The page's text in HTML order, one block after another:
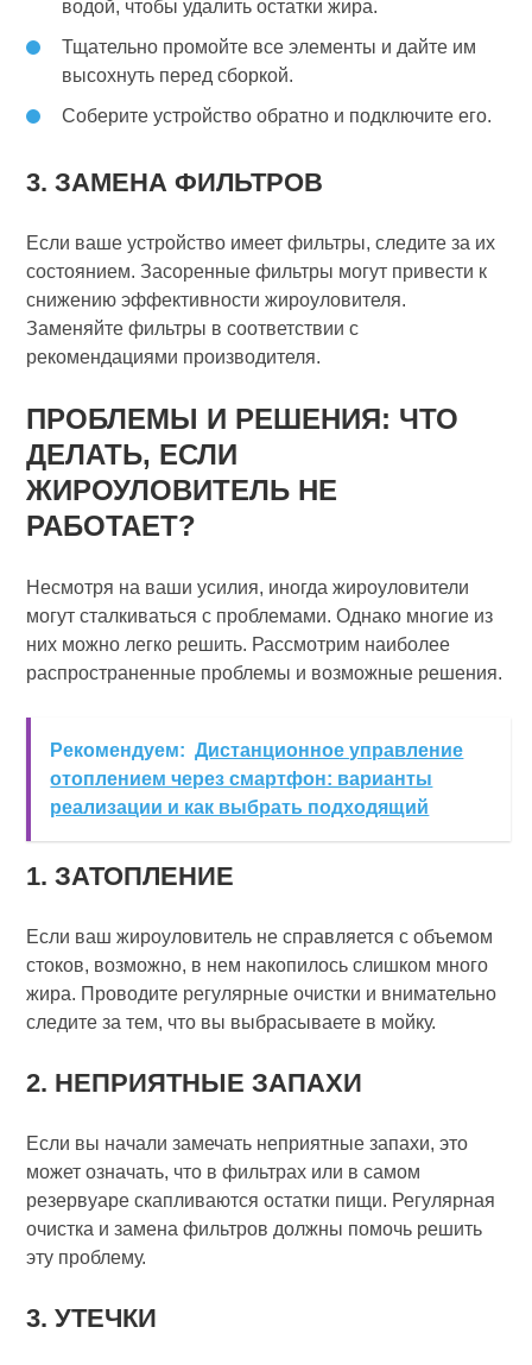
водой, чтобы удалить остатки жира.
Тщательно промойте все элементы и дайте им
высохнуть перед сборкой.
Соберите устройство обратно и подключите его.
3. ЗАМЕНА ФИЛЬТРОВ
Если ваше устройство имеет фильтры, следите за их
состоянием. Засоренные фильтры могут привести к
снижению эффективности жироуловителя.
Заменяйте фильтры в соответствии с
рекомендациями производителя.
ПРОБЛЕМЫ И РЕШЕНИЯ: ЧТО
ДЕЛАТЬ, ЕСЛИ
ЖИРОУЛОВИТЕЛЬ НЕ
РАБОТАЕТ?
Несмотря на ваши усилия, иногда жироуловители
могут сталкиваться с проблемами. Однако многие из
них можно легко решить. Рассмотрим наиболее
распространенные проблемы и возможные решения.
Рекомендуем: Дистанционное управление
отоплением через смартфон: варианты
реализации и как выбрать подходящий
1. ЗАТОПЛЕНИЕ
Если ваш жироуловитель не справляется с объемом
стоков, возможно, в нем накопилось слишком много
жира. Проводите регулярные очистки и внимательно
следите за тем, что вы выбрасываете в мойку.
2. НЕПРИЯТНЫЕ ЗАПАХИ
Если вы начали замечать неприятные запахи, это
может означать, что в фильтрах или в самом
резервуаре скапливаются остатки пищи. Регулярная
очистка и замена фильтров должны помочь решить
эту проблему.
3. УТЕЧКИ